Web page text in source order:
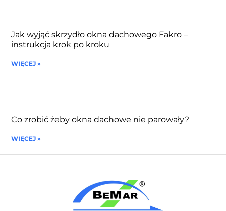
Jak wyjąć skrzydło okna dachowego Fakro –
instrukcja krok po kroku
WIĘCEJ »
Co zrobić żeby okna dachowe nie parowały?
WIĘCEJ »